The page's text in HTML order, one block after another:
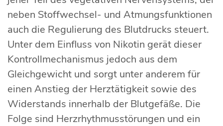
neben Stoffwechsel- und Atmungsfunktionen
auch die Regulierung des Blutdrucks steuert.
Unter dem Einfluss von Nikotin gerät dieser
Kontrollmechanismus jedoch aus dem
Gleichgewicht und sorgt unter anderem für
einen Anstieg der Herztätigkeit sowie des
Widerstands innerhalb der Blutgefäße. Die
Folge sind Herzrhythmusstörungen und ein